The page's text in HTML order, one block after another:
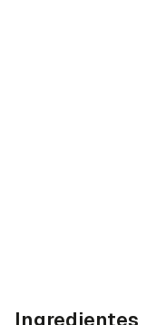
Ingredientes